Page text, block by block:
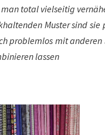
total vielseitig
Muster sind
problemlos mit anderen
lassen